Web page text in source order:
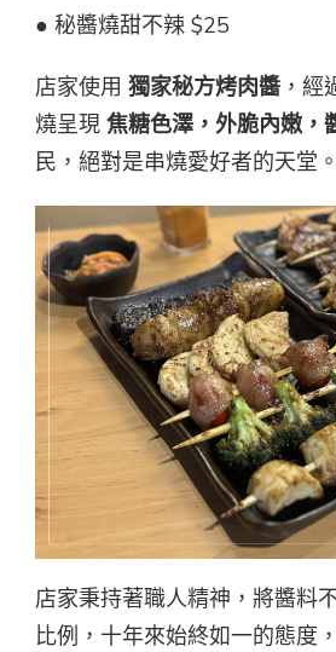
● 秘醬燒甜不辣 $25
店家使用 獨家秘方烤肉醬 ，經
燒呈現 焦糖色澤，外脆內嫩，
民，絕對是串燒愛好者的天堂。
店家秉持著職人精神，將醬料
比例，十年來始終如一的態度